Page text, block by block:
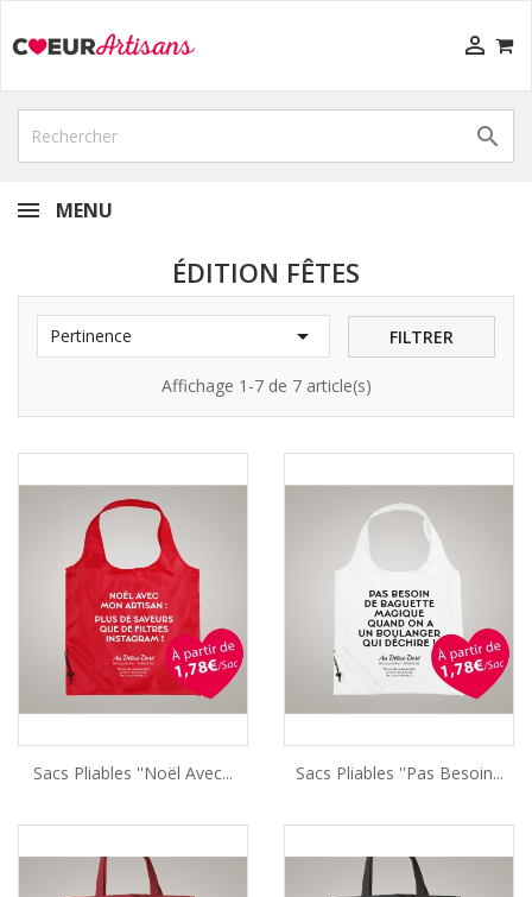


MENU
ÉDITION FÊTES
Pertinence  FILTRER
Affichage 1-7 de 7 article(s)
Sacs Pliables ''Noël Avec... Sacs Pliables ''Pas Besoin...